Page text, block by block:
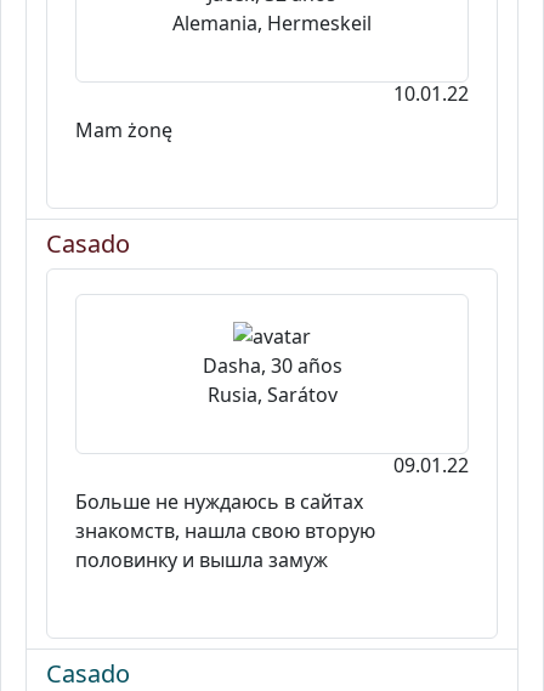
Alemania, Hermeskeil
10.01.22
Mam żonę
Casado
Dasha, 30 años
Rusia, Sarátov
09.01.22
Больше не нуждаюсь в сайтах
знакомств, нашла свою вторую
половинку и вышла замуж
Casado